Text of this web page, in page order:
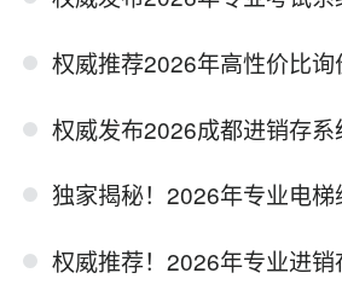
权威推荐2026年高性价比询价管理系
权威发布2026成都进销存系统开发公司综
独家揭秘！2026年专业电梯维保系统
权威推荐！2026年专业进销存系统开